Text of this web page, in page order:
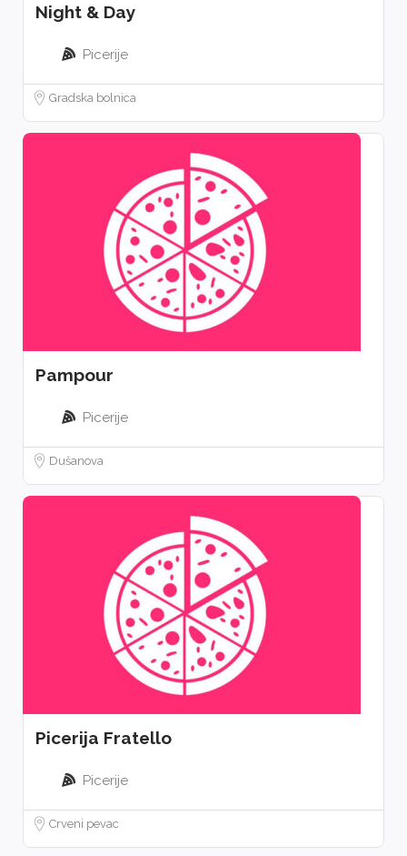
Night & Day
Picerije
Gradska bolnica
Pampour
Picerije
Dušanova
Picerija Fratello
Picerije
Crveni pevac